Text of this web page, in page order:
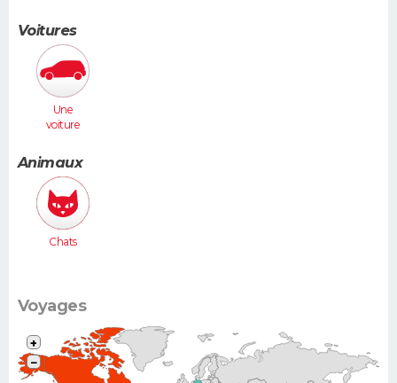
Voitures
Une
voiture
(Megane,
307...)
Animaux
Chats
Voyages
+
−